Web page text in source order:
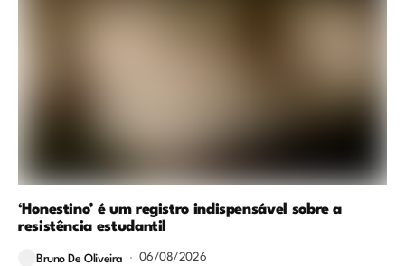
‘Honestino’ é um registro indispensável sobre a
resistência estudantil
Bruno De Oliveira 06/08/2026